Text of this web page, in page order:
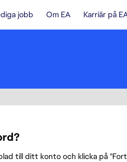
jobb Om EA Karriär på
till ditt konto och klicka på